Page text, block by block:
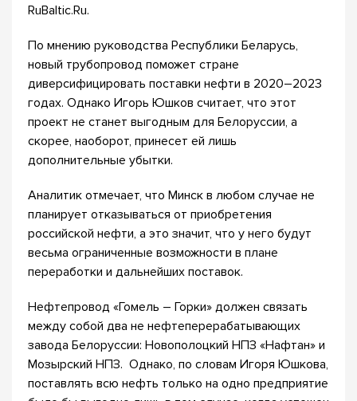
RuBaltic.Ru.
По мнению руководства Республики Беларусь,
новый трубопровод поможет стране
диверсифицировать поставки нефти в 2020–2023
годах. Однако Игорь Юшков считает, что этот
проект не станет выгодным для Белоруссии, а
скорее, наоборот, принесет ей лишь
дополнительные убытки.
Аналитик отмечает, что Минск в любом случае не
планирует отказываться от приобретения
российской нефти, а это значит, что у него будут
весьма ограниченные возможности в плане
переработки и дальнейших поставок.
Нефтепровод «Гомель – Горки» должен связать
между собой два не нефтеперерабатывающих
завода Белоруссии: Новополоцкий НПЗ «Нафтан» и
Мозырский НПЗ. Однако, по словам Игоря Юшкова,
поставлять всю нефть только на одно предприятие